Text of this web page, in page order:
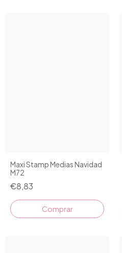
Maxi Stamp Medias Navidad
M72
€8,83
Comprar